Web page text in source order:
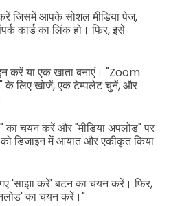
जिसमें आपके सोशल मीडिया पेज,
कार्ड का लिंक हो। फिर, इसे
करें या एक खाता बनाएं। "Zoom
लिए खोजें, एक टेम्पलेट चुनें, और
का चयन करें और "मीडिया अपलोड" पर
डिजाइन में आयात और एकीकृत किया
'साझा करें' बटन का चयन करें। फिर,
का चयन करें।"